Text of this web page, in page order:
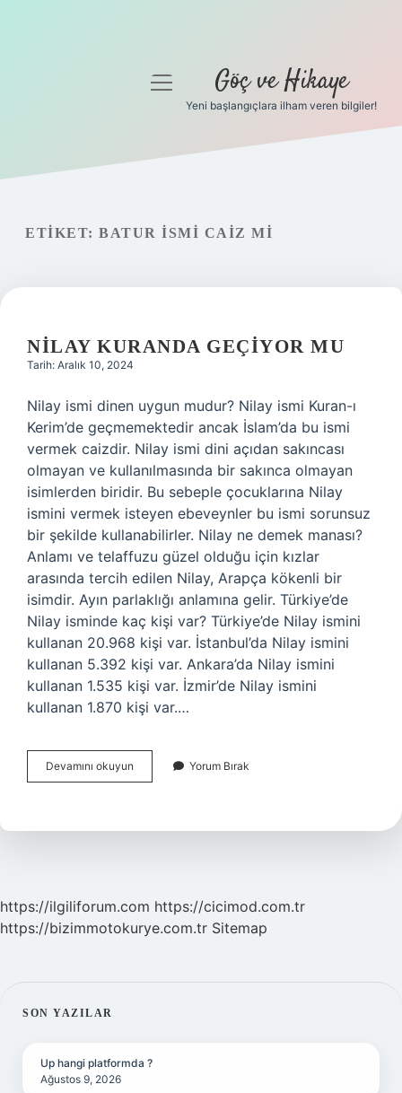
Gizlilik Politikası
menüyü
Göç ve Hikaye
Yeni başlangıçlara ilham veren bilgiler!
ETIKET: BATUR ISMI CAIZ MI
NILAY KURANDA GEÇIYOR MU
Tarih: Aralık 10, 2024
Nilay ismi dinen uygun mudur? Nilay ismi Kuran-ı
Kerim’de geçmemektedir ancak İslam’da bu ismi
vermek caizdir. Nilay ismi dini açıdan sakıncası
olmayan ve kullanılmasında bir sakınca olmayan
isimlerden biridir. Bu sebeple çocuklarına Nilay
ismini vermek isteyen ebeveynler bu ismi sorunsuz
bir şekilde kullanabilirler. Nilay ne demek manası?
Anlamı ve telaffuzu güzel olduğu için kızlar
arasında tercih edilen Nilay, Arapça kökenli bir
isimdir. Ayın parlaklığı anlamına gelir. Türkiye’de
Nilay isminde kaç kişi var? Türkiye’de Nilay ismini
kullanan 20.968 kişi var. İstanbul’da Nilay ismini
kullanan 5.392 kişi var. Ankara’da Nilay ismini
kullanan 1.535 kişi var. İzmir’de Nilay ismini
kullanan 1.870 kişi var.…
Devamını okuyun
Kuranda
Yorum Bırak
https://ilgiliforum.com https://cicimod.com.tr
https://bizimmotokurye.com.tr Sitemap
SIDEBAR
SON YAZILAR
Up hangi platformda ?
Ağustos 9, 2026